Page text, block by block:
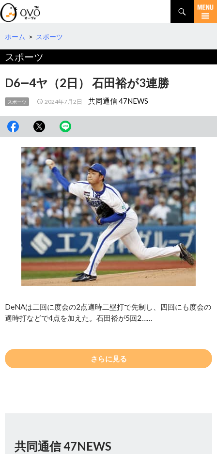
検
索
コ
テ
へ
移
動
ホーム > スポーツ
スポーツ
D6―4ヤ（2日） 石田裕が3連勝
スポーツ 2024年7月2日 共同通信 47NEWS
DeNAは二回に度会の2点適時二塁打で先制し、四回にも度会の
適時打などで4点を加えた。石田裕が5回2……
さらに見る
共同通信 47NEWS